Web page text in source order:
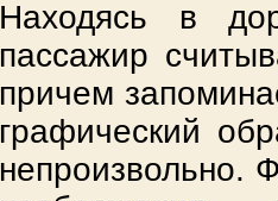
Находясь в
пассажир
причем
графический
непроизвольно.